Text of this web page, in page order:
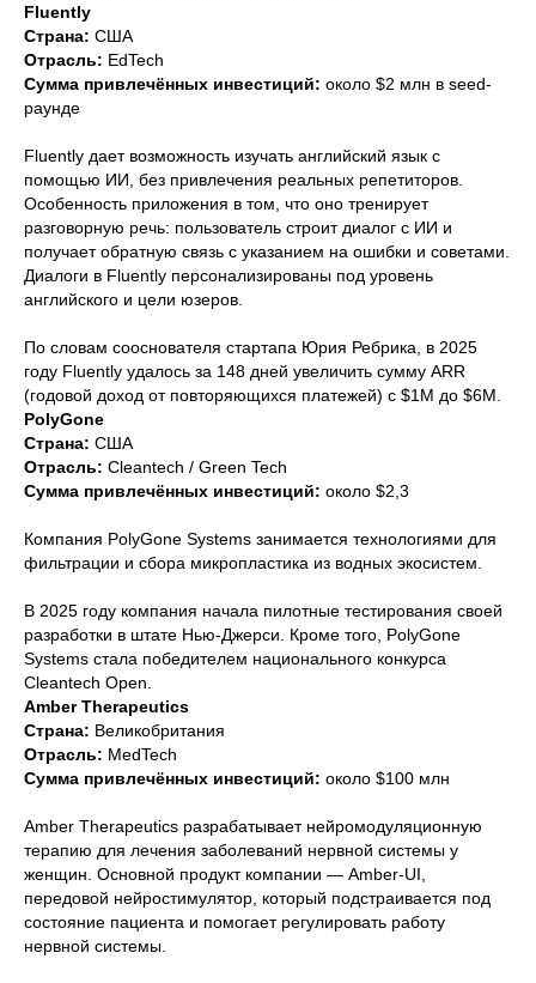
Fluently
Страна: США
Отрасль: EdTech
Сумма привлечённых инвестиций: около $2 млн в seed-
раунде
Fluently дает возможность изучать английский язык с
помощью ИИ, без привлечения реальных репетиторов.
Особенность приложения в том, что оно тренирует
разговорную речь: пользователь строит диалог с ИИ и
получает обратную связь с указанием на ошибки и советами.
Диалоги в Fluently персонализированы под уровень
английского и цели юзеров.
По словам сооснователя стартапа Юрия Ребрика, в 2025
году Fluently удалось за 148 дней увеличить сумму ARR
(годовой доход от повторяющихся платежей) с $1M до $6M.
PolyGone
Страна: США
Отрасль: Cleantech / Green Tech
Сумма привлечённых инвестиций: около $2,3
Компания PolyGone Systems занимается технологиями для
фильтрации и сбора микропластика из водных экосистем.
В 2025 году компания начала пилотные тестирования своей
разработки в штате Нью-Джерси. Кроме того, PolyGone
Systems стала победителем национального конкурса
Cleantech Open.
Amber Therapeutics
Страна: Великобритания
Отрасль: MedTech
Сумма привлечённых инвестиций: около $100 млн
Amber Therapeutics разрабатывает нейромодуляционную
терапию для лечения заболеваний нервной системы у
женщин. Основной продукт компании — Amber-UI,
передовой нейростимулятор, который подстраивается под
состояние пациента и помогает регулировать работу
нервной системы.